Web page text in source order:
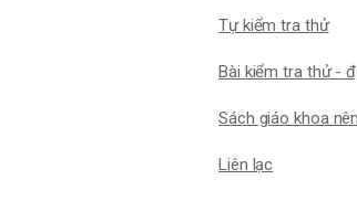
Tự kiểm tra thử
Bài kiểm tra thử -
Sách giáo khoa
Liên lạc